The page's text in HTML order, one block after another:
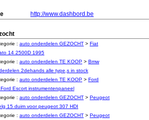
http://www.dashbord.be
: auto onderdelen GEZOCHT > Fiat
14 2500D 1995
: auto onderdelen TE KOOP > Bmw
2dehands alle type,s in stock
: auto onderdelen TE KOOP > Ford
Escort instrumentenpaneel
: auto onderdelen GEZOCHT > Peugeot
15 duim voor peugeot 307 HDI
: auto onderdelen GEZOCHT > Peugeot